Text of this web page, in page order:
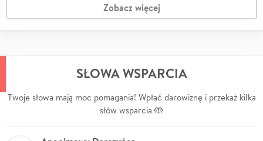
Zobacz więcej
SŁOWA WSPARCIA
Twoje słowa mają moc pomagania! Wpłać darowiznę i przekaż kilka
słów wsparcia 🤲